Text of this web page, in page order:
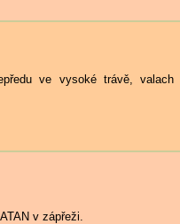
ve vysoké trávě,
v zápřeži.